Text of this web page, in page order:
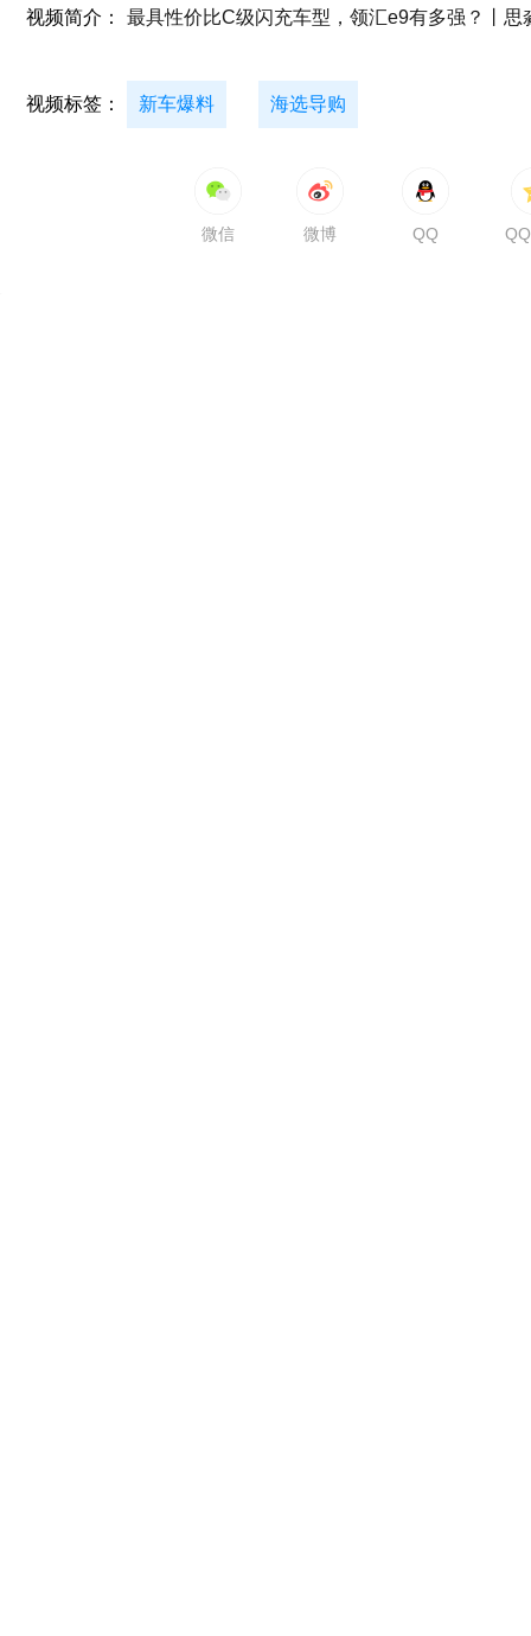
视频简介： 最具性价比C级闪充车型，领汇e9有多强？丨思
视频标签： 新车爆料 海选导购
微信 微博 QQ